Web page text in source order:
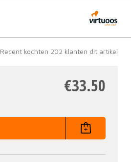
Recent kochten 202 klanten dit artikel
€33.50